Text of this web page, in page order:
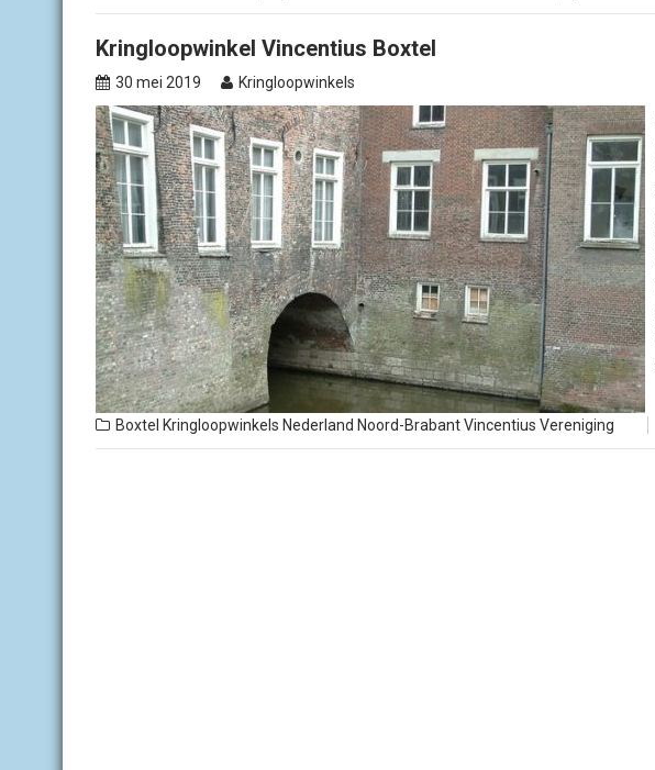
Kringloopwinkel Vincentius Boxtel
30 mei 2019
Kringloopwinkels
Boxtel Kringloopwinkels Nederland Noord-BrabantVincentius Vereniging